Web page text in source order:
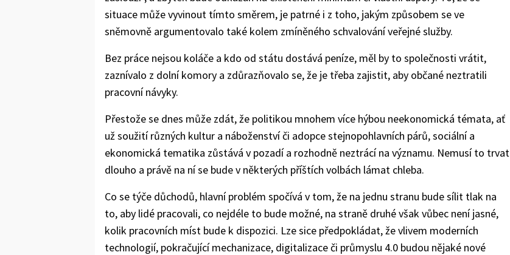
situace může vyvinout tímto směrem, je patrné i z toho, jakým způsobem se ve
sněmovně argumentovalo také kolem zmíněného schvalování veřejné služby.
Bez práce nejsou koláče a kdo od státu dostává peníze, měl by to společnosti vrátit,
zaznívalo z dolní komory a zdůrazňovalo se, že je třeba zajistit, aby občané neztratili
pracovní návyky.
Přestože se dnes může zdát, že politikou mnohem více hýbou neekonomická témata, ať
už soužití různých kultur a náboženství či adopce stejnopohlavních párů, sociální a
ekonomická tematika zůstává v pozadí a rozhodně neztrácí na významu. Nemusí to trvat
dlouho a právě na ní se bude v některých příštích volbách lámat chleba.
Co se týče důchodů, hlavní problém spočívá v tom, že na jednu stranu bude sílit tlak na
to, aby lidé pracovali, co nejdéle to bude možné, na straně druhé však vůbec není jasné,
kolik pracovních míst bude k dispozici. Lze sice předpokládat, že vlivem moderních
technologií, pokračující mechanizace, digitalizace či průmyslu 4.0 budou nějaké nové